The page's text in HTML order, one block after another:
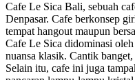
Cafe Le Sica Bali, sebuah
Denpasar. Cafe berkonsep
tempat hangout maupun
Cafe Le Sica didominasi
nuansa klasik. Cantik
Selain itu, cafe ini juga